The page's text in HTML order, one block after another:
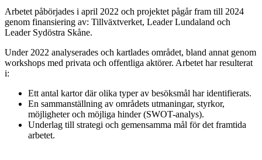
Arbetet påbörjades i april 2022 och projektet pågår fram till 2024
genom finansiering av: Tillväxtverket, Leader Lundaland och
Leader Sydöstra Skåne.
Under 2022 analyserades och kartlades området, bland annat genom
workshops med privata och offentliga aktörer. Arbetet har resulterat
i:
Ett antal kartor där olika typer av besöksmål har identifierats.
En sammanställning av områdets utmaningar, styrkor,
möjligheter och möjliga hinder (SWOT-analys).
Underlag till strategi och gemensamma mål för det framtida
arbetet.